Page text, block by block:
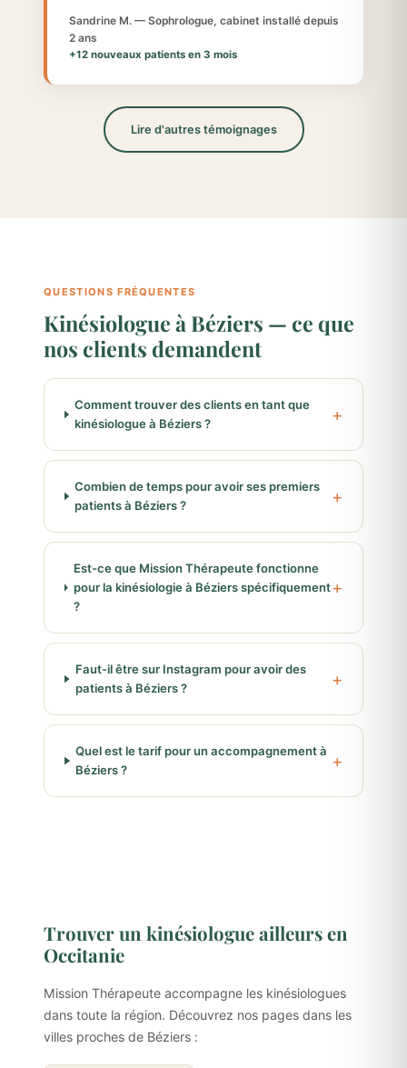
Sandrine M. — Sophrologue, cabinet installé depuis
2 ans
+12 nouveaux patients en 3 mois
Lire d'autres témoignages
QUESTIONS FRÉQUENTES
Kinésiologue à Béziers — ce que
nos clients demandent
Comment trouver des clients en tant que
kinésiologue à Béziers ?
Combien de temps pour avoir ses premiers
patients à Béziers ?
Est-ce que Mission Thérapeute fonctionne
pour la kinésiologie à Béziers spécifiquement
?
Faut-il être sur Instagram pour avoir des
patients à Béziers ?
Quel est le tarif pour un accompagnement à
Béziers ?
Trouver un kinésiologue ailleurs en
Occitanie
Mission Thérapeute accompagne les kinésiologues
dans toute la région. Découvrez nos pages dans les
villes proches de Béziers :